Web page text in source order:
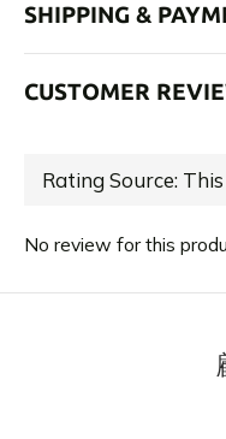
SHIPPING &
CUSTOMER
No review for this